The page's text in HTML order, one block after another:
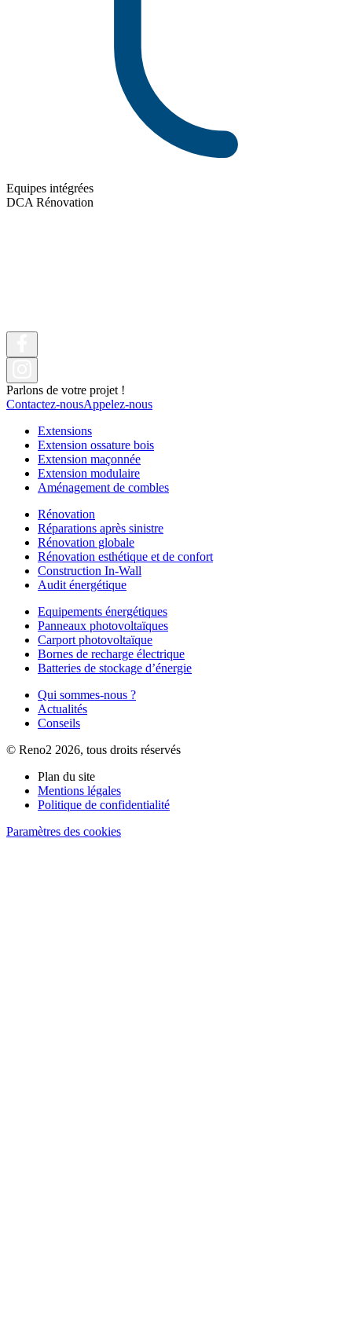
Equipes intégrées
DCA Rénovation
Parlons de votre projet !
Contactez-nousAppelez-nous
Extensions
Extension ossature bois
Extension maçonnée
Extension modulaire
Aménagement de combles
Rénovation
Réparations après sinistre
Rénovation globale
Rénovation esthétique et de confort
Construction In-Wall
Audit énergétique
Equipements énergétiques
Panneaux photovoltaïques
Carport photovoltaïque
Bornes de recharge électrique
Batteries de stockage d’énergie
Qui sommes-nous ?
Actualités
Conseils
© Reno2 2026, tous droits réservés
Plan du site
Mentions légales
Politique de confidentialité
Paramètres des cookies